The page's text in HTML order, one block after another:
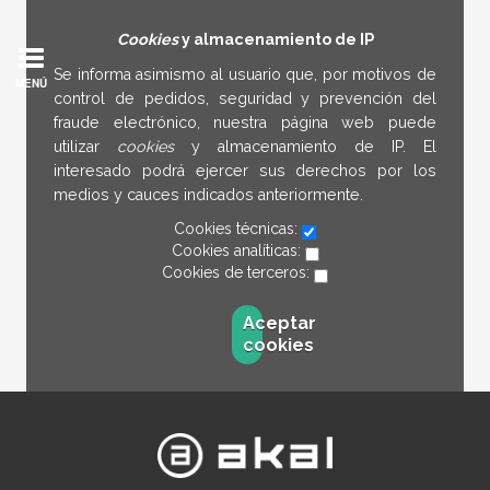
Cookiesy almacenamiento de IP
Se informa asimismo al usuario que, por motivos de
control de pedidos, seguridad y prevención del
fraude electrónico, nuestra página web puede
utilizar cookies y almacenamiento de IP. El
interesado podrá ejercer sus derechos por los
medios y cauces indicados anteriormente.
Cookies técnicas:
Cookies analíticas:
Cookies de terceros:
Aceptar
cookies
MENÚ